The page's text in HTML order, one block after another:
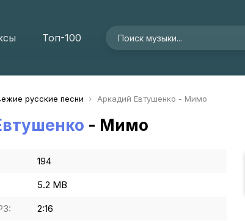
Топ-100
русские песни Аркадий Евтушенко - Мимо
- Мимо
194
5.2 MB
2:16